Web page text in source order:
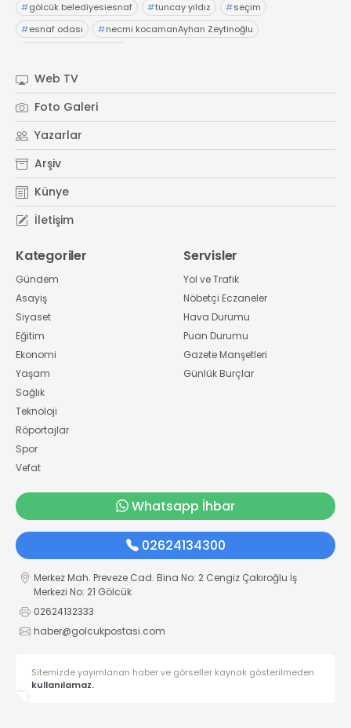
#gölcük belediyesiesnaf #tuncay yıldız #seçim
#esnaf odası #necmi kocamanAyhan Zeytinoğlu
Web TV
Foto Galeri
Yazarlar
Arşiv
Künye
İletişim
Kategoriler
Gündem
Asayiş
Siyaset
Eğitim
Ekonomi
Yaşam
Sağlık
Teknoloji
Röportajlar
Spor
Vefat
Servisler
Yol ve Trafik
Nöbetçi Eczaneler
Hava Durumu
Puan Durumu
Gazete Manşetleri
Günlük Burçlar
Whatsapp İhbar
02624134300
Merkez Mah. Preveze Cad. Bina No: 2 Cengiz Çakıroğlu İş
Merkezi No: 21 Gölcük
02624132333
haber@golcukpostasi.com
Sitemizde yayımlanan haber ve görseller kaynak gösterilmeden
kullanılamaz.